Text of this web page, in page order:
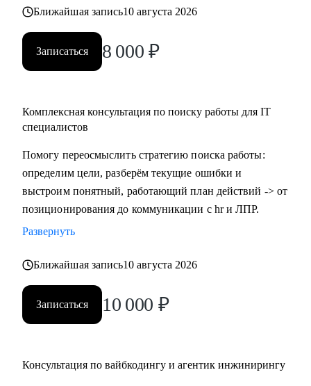
Ближайшая запись10 августа 2026
Записаться 8 000 ₽
Комплексная консультация по поиску работы для IT
специалистов
Помогу переосмыслить стратегию поиска работы:
определим цели, разберём текущие ошибки и
выстроим понятный, работающий план действий -> от
позиционирования до коммуникации с hr и ЛПР.
Развернуть
Ближайшая запись10 августа 2026
Записаться 10 000 ₽
Консультация по вайбкодингу и агентик инжинирингу